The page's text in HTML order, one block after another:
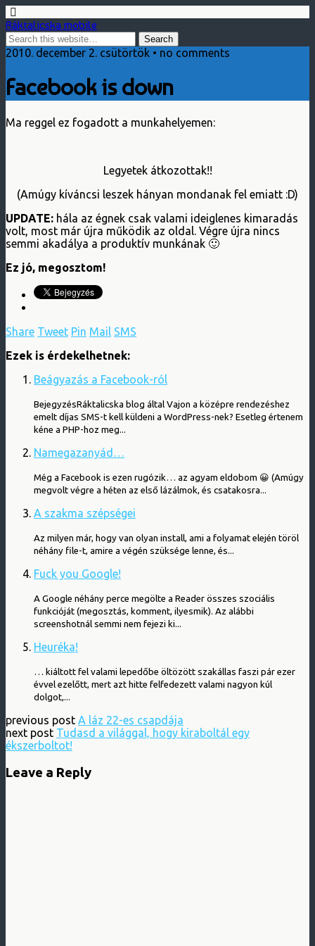
Ráktalicska mobile
2010. december 2. csütörtök • no comments
Facebook is down
Ma reggel ez fogadott a munkahelyemen:
Legyetek átkozottak!!
(Amúgy kíváncsi leszek hányan mondanak fel emiatt :D)
UPDATE: hála az égnek csak valami ideiglenes kimaradás
volt, most már újra működik az oldal. Végre újra nincs
semmi akadálya a produktív munkának 🙂
Ez jó, megosztom!
Share Tweet Pin Mail SMS
Ezek is érdekelhetnek:
Beágyazás a Facebook-ról
BejegyzésRáktalicska blog által Vajon a középre rendezéshez
emelt díjas SMS-t kell küldeni a WordPress-nek? Esetleg értenem
kéne a PHP-hoz meg...
Namegazanyád…
Még a Facebook is ezen rugózik… az agyam eldobom 😀 (Amúgy
megvolt végre a héten az első lázálmok, és csatakosra...
A szakma szépségei
Az milyen már, hogy van olyan install, ami a folyamat elején töröl
néhány file-t, amire a végén szüksége lenne, és...
Fuck you Google!
A Google néhány perce megölte a Reader összes szociális
funkcióját (megosztás, komment, ilyesmik). Az alábbi
screenshotnál semmi nem fejezi ki...
Heuréka!
… kiáltott fel valami lepedőbe öltözött szakállas faszi pár ezer
évvel ezelőtt, mert azt hitte felfedezett valami nagyon kúl
dolgot,...
previous post A láz 22-es csapdája
next post Tudasd a világgal, hogy kiraboltál egy
ékszerboltot!
Leave a Reply